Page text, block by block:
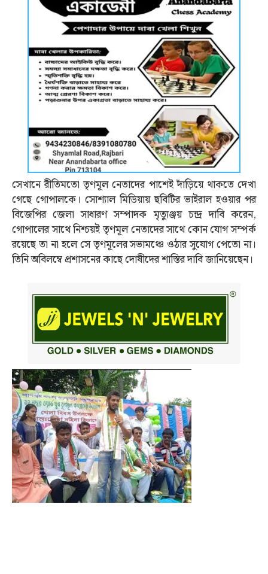
সেখানে রীতিমতো তৃণমূল নেতাদের পাশেই দাঁড়িয়ে থাকতে দেখা
গেছে গোপালকে। সোশ্যাল মিডিয়ায় ছবিটির ভাইরাল হওয়ার পর
বিজেপির জেলা সাধারণ সম্পাদক মৃত্যুঞ্জয় চন্দ্র দাবি করেন,
গোপালের সাথে নিশ্চয়ই তৃণমূল নেতাদের সাথে কোন যোগ সম্পর্ক
রয়েছে তা না হলে সে তৃণমূলের সভামঞ্চে ওঠার সুযোগ পেতো না।
তিনি অবিলম্বে প্রশাসনের কাছে দোষীদের শাস্তির দাবি জানিয়েছেন।